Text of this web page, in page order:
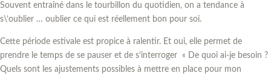
Souvent entraîné dans le tourbillon du quotidien, on a tendance à
s\’oublier … oublier ce qui est réellement bon pour soi.
Cette période estivale est propice à ralentir. Et oui, elle permet de
prendre le temps de se pauser et de s’interroger « De quoi ai-je besoin ?
Quels sont les ajustements possibles à mettre en place pour mon